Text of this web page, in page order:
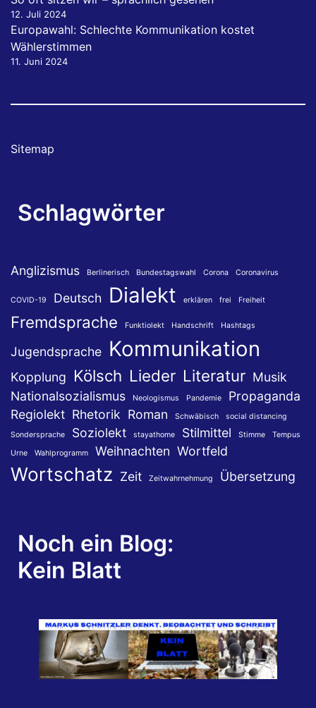
12. Juli 2024
Europawahl: Schlechte Kommunikation kostet
Wählerstimmen
11. Juni 2024
Sitemap
Schlagwörter
Anglizismus Berlinerisch Bundestagswahl Corona Coronavirus
COVID-19 Deutsch Dialekt erklären frei Freiheit
Fremdsprache Funktiolekt Handschrift Hashtags
Jugendsprache Kommunikation
Kopplung Kölsch Lieder Literatur Musik
Nationalsozialismus
Neologismus Pandemie
Propaganda
Regiolekt Rhetorik Roman Schwäbisch
social distancing
Sondersprache
Soziolekt stayathome Stilmittel Stimme
Tempus
Urne
Wahlprogramm Weihnachten Wortfeld
Wortschatz Zeit Zeitwahrnehmung Übersetzung
Noch ein Blog:
Kein Blatt